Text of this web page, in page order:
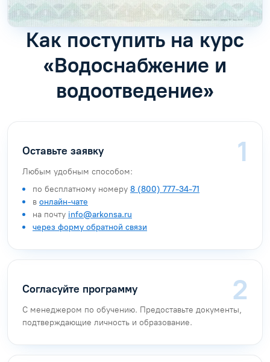
Как поступить на курс
«Водоснабжение и
водоотведение»
Оставьте заявку
Любым удобным способом:
по бесплатному номеру 8 (800) 777-34-71
в онлайн-чате
на почту info@arkonsa.ru
через форму обратной связи
Согласуйте программу
С менеджером по обучению. Предоставьте документы,
подтверждающие личность и образование.